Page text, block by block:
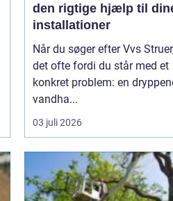
den rigtige hjælp til
installationer
Når du søger efter Vvs
det ofte fordi du står med et
konkret problem: en
vandha...
03 juli 2026